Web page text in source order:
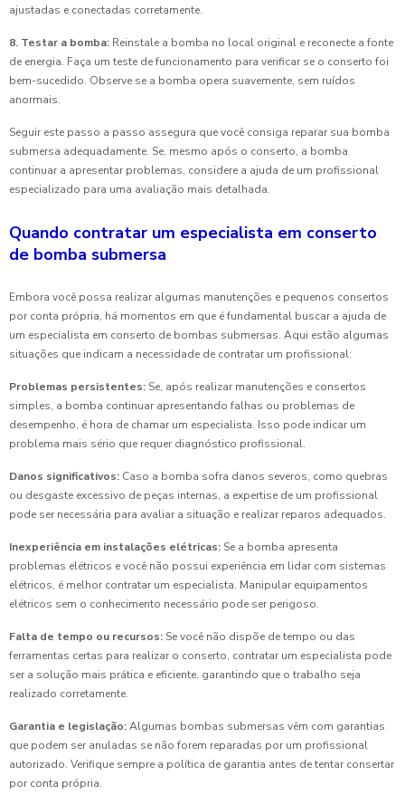
ajustadas e conectadas corretamente.
8. Testar a bomba: Reinstale a bomba no local original e reconecte a fonte
de energia. Faça um teste de funcionamento para verificar se o conserto foi
bem-sucedido. Observe se a bomba opera suavemente, sem ruídos
anormais.
Seguir este passo a passo assegura que você consiga reparar sua bomba
submersa adequadamente. Se, mesmo após o conserto, a bomba
continuar a apresentar problemas, considere a ajuda de um profissional
especializado para uma avaliação mais detalhada.
Quando contratar um especialista em conserto
de bomba submersa
Embora você possa realizar algumas manutenções e pequenos consertos
por conta própria, há momentos em que é fundamental buscar a ajuda de
um especialista em conserto de bombas submersas. Aqui estão algumas
situações que indicam a necessidade de contratar um profissional:
Problemas persistentes: Se, após realizar manutenções e consertos
simples, a bomba continuar apresentando falhas ou problemas de
desempenho, é hora de chamar um especialista. Isso pode indicar um
problema mais sério que requer diagnóstico profissional.
Danos significativos: Caso a bomba sofra danos severos, como quebras
ou desgaste excessivo de peças internas, a expertise de um profissional
pode ser necessária para avaliar a situação e realizar reparos adequados.
Inexperiência em instalações elétricas: Se a bomba apresenta
problemas elétricos e você não possui experiência em lidar com sistemas
elétricos, é melhor contratar um especialista. Manipular equipamentos
elétricos sem o conhecimento necessário pode ser perigoso.
Falta de tempo ou recursos: Se você não dispõe de tempo ou das
ferramentas certas para realizar o conserto, contratar um especialista pode
ser a solução mais prática e eficiente, garantindo que o trabalho seja
realizado corretamente.
Garantia e legislação:Algumas bombas submersas vêm com garantias
que podem ser anuladas se não forem reparadas por um profissional
autorizado. Verifique sempre a política de garantia antes de tentar consertar
por conta própria.